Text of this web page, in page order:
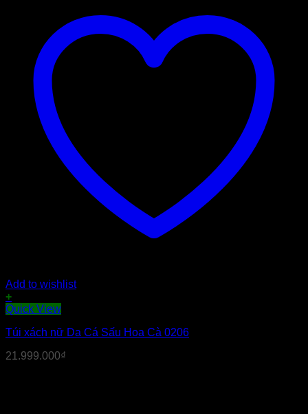
Add to wishlist
+
Quick View
Túi xách nữ Da Cá Sấu Hoa Cà 0206
21.999.000₫